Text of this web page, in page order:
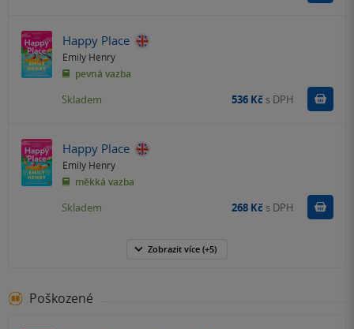
Happy Place
Emily Henry
pevná vazba
Skladem 536 Kč s DPH
Happy Place
Emily Henry
měkká vazba
Skladem 268 Kč s DPH
Zobrazit více (+5)
Poškozené